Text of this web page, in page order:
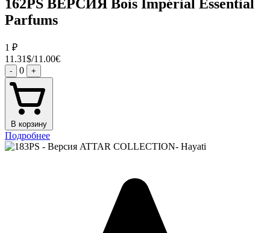
162PS ВЕРСИЯ Bois Impérial Essential
Parfums
1 ₽
11.31$/11.00€
- 0 +
В корзину
Подробнее